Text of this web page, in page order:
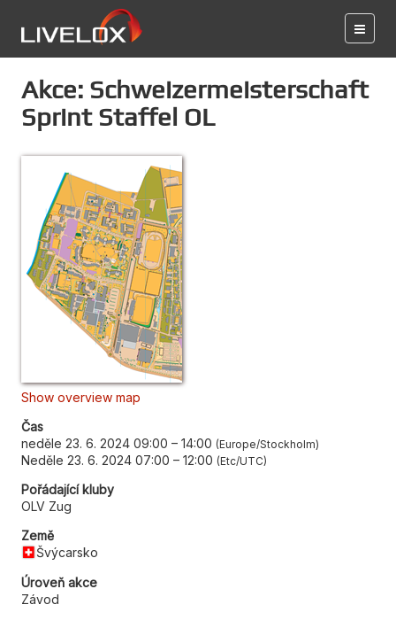
Akce: Schweizermeisterschaft
Sprint Staffel OL
Show overview map
Čas
neděle 23. 6. 2024 09:00 – 14:00 Europe/Stockholm
Neděle 23. 6. 2024 07:00 – 12:00 Etc/UTC
Pořádající kluby
OLV Zug
Země
Švýcarsko
Úroveň akce
Závod